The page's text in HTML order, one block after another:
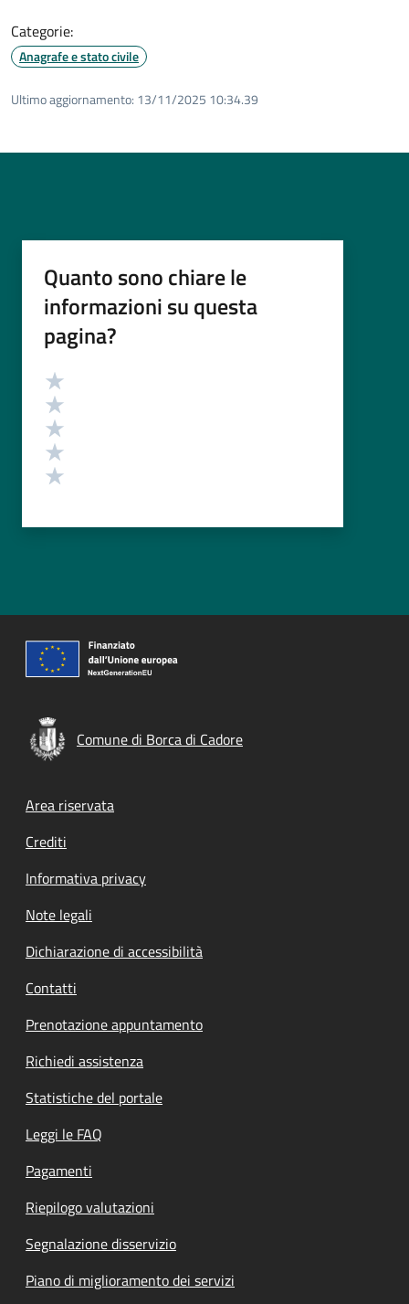
Categorie:
Anagrafe e stato civile
Ultimo aggiornamento: 13/11/2025 10:34.39
Quanto sono chiare le
informazioni su questa
pagina?
Valutazione
Comune di Borca di Cadore
Footer menu
Area riservata
Crediti
Informativa privacy
Note legali
Dichiarazione di accessibilità
Contatti
Prenotazione appuntamento
Richiedi assistenza
Statistiche del portale
Leggi le FAQ
Pagamenti
Riepilogo valutazioni
Segnalazione disservizio
Piano di miglioramento dei servizi